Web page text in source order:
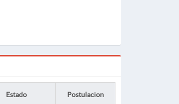
Estado Postulacion